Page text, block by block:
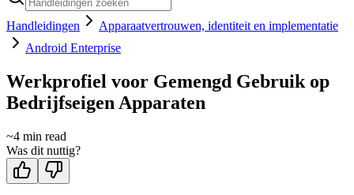
Handleidingen
Apparaatvertrouwen, identiteit en implementatie
Android Enterprise
Werkprofiel voor Gemengd Gebruik op
Bedrijfseigen Apparaten
~4 min read
Was dit nuttig?